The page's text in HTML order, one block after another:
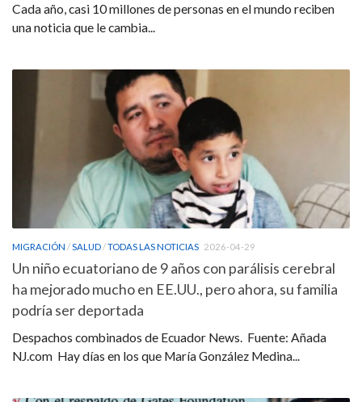
Cada año, casi 10 millones de personas en el mundo reciben
una noticia que le cambia...
MIGRACIÓN /SALUD/TODAS LAS NOTICIAS 2026-04-29
Un niño ecuatoriano de 9 años con parálisis cerebral
ha mejorado mucho en EE.UU., pero ahora, su familia
podría ser deportada
Despachos combinados de Ecuador News. Fuente: Añada
NJ.com Hay días en los que María González Medina...